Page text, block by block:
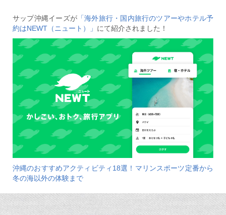
サップ沖縄イーズが 「海外旅行・国内旅行のツアーやホテル予
約はNEWT（ニュート）」 にて紹介されました！
沖縄のおすすめアクティビティ18選！マリンスポーツ定番から
冬の海以外の体験まで